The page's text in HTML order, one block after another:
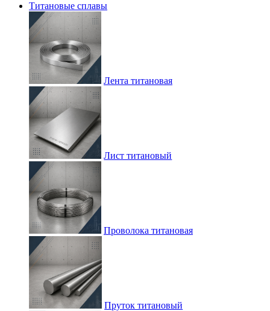
Титановые сплавы
Лента титановая
Лист титановый
Проволока титановая
Пруток титановый